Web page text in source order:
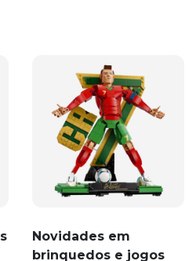
Novidades em
brinquedos e jogos